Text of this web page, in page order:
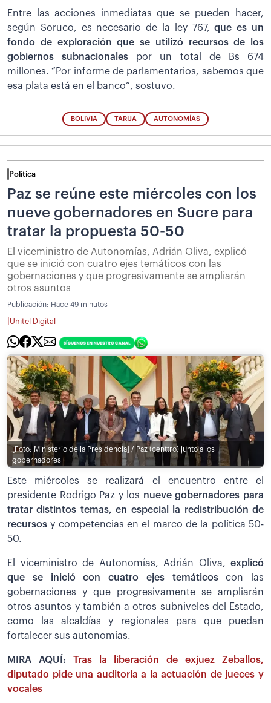
Entre las acciones inmediatas que se pueden hacer,
según Soruco, es necesario de la ley 767, que es un
fondo de exploración que se utilizó recursos de los
gobiernos subnacionales por un total de Bs 674
millones. “Por informe de parlamentarios, sabemos que
esa plata está en el banco”, sostuvo.
BOLIVIA TARIJA AUTONOMÍAS
Política
Paz se reúne este miércoles con los
nueve gobernadores en Sucre para
tratar la propuesta 50-50
El viceministro de Autonomías, Adrián Oliva, explicó
que se inició con cuatro ejes temáticos con las
gobernaciones y que progresivamente se ampliarán
otros asuntos
Publicación: Hace 49 minutos
Unitel Digital
[Foto: Ministerio de la Presidencia] / Paz (centtro) junto a los
gobernadores
Este miércoles se realizará el encuentro entre el
presidente Rodrigo Paz y los nueve gobernadores para
tratar distintos temas, en especial la redistribución de
recursos y competencias en el marco de la política 50-
50.
El viceministro de Autonomías, Adrián Oliva, explicó
que se inició con cuatro ejes temáticoscon las
gobernaciones y que progresivamente se ampliarán
otros asuntos y también a otros subniveles del Estado,
como las alcaldías y regionales para que puedan
fortalecer sus autonomías.
MIRA AQUÍ: Tras la liberación de exjuez Zeballos,
diputado pide una auditoría a la actuación de jueces y
vocales